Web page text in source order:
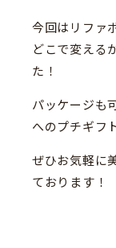
今回はリファ
どこで変える
た！
パッケージも
へのプチギフ
ぜひお気軽に
ております！